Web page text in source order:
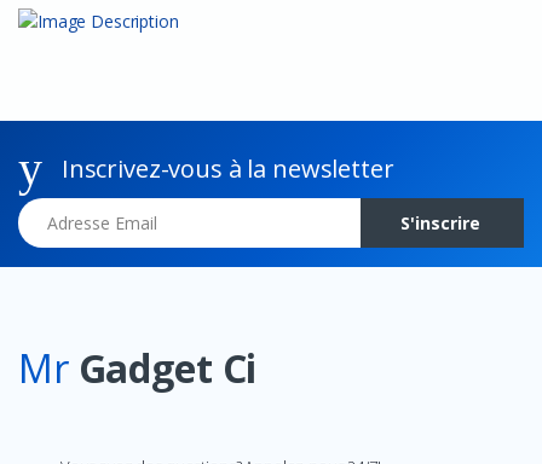
Inscrivez-vous à la newsletter
Adresse Email
S'inscrire
Mr Gadget Ci